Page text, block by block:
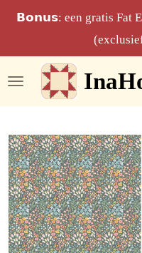
Ga
de
hoofdinhoud
𝗕𝗼𝗻𝘂𝘀: een gratis Fat